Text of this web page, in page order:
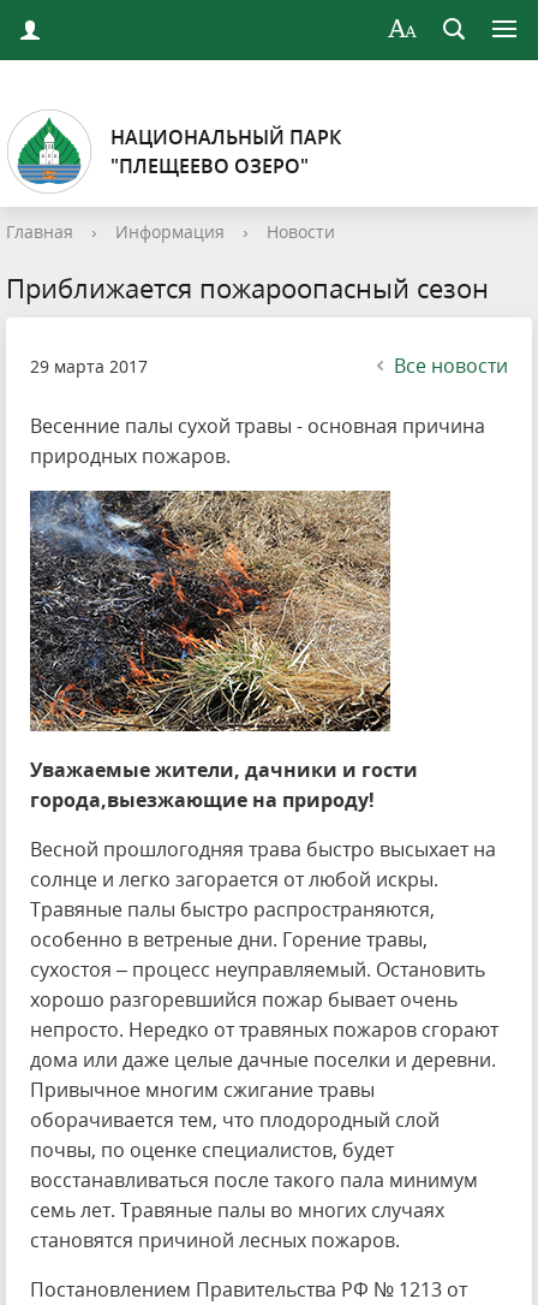
НАЦИОНАЛЬНЫЙ ПАРК
"ПЛЕЩЕЕВО ОЗЕРО"
Главная › Информация › Новости
Приближается пожароопасный сезон
29 марта 2017 Все новости
Весенние палы сухой травы - основная причина
природных пожаров.
Уважаемые жители, дачники и гости
города,выезжающие на природу!
Весной прошлогодняя трава быстро высыхает на
солнце и легко загорается от любой искры.
Травяные палы быстро распространяются,
особенно в ветреные дни. Горение травы,
сухостоя – процесс неуправляемый. Остановить
хорошо разгоревшийся пожар бывает очень
непросто. Нередко от травяных пожаров сгорают
дома или даже целые дачные поселки и деревни.
Привычное многим сжигание травы
оборачивается тем, что плодородный слой
почвы, по оценке специалистов, будет
восстанавливаться после такого пала минимум
семь лет. Травяные палы во многих случаях
становятся причиной лесных пожаров.
Постановлением Правительства РФ № 1213 от